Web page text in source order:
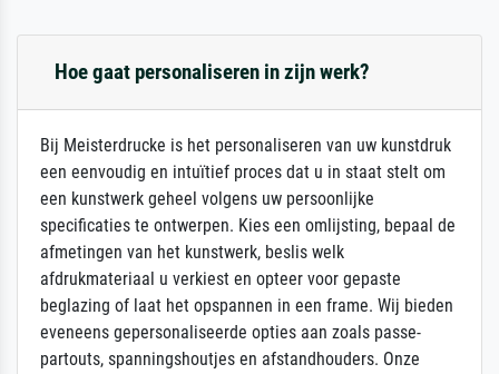
Hoe gaat personaliseren in zijn werk?
Bij Meisterdrucke is het personaliseren van uw kunstdruk
een eenvoudig en intuïtief proces dat u in staat stelt om
een kunstwerk geheel volgens uw persoonlijke
specificaties te ontwerpen. Kies een omlijsting, bepaal de
afmetingen van het kunstwerk, beslis welk
afdrukmateriaal u verkiest en opteer voor gepaste
beglazing of laat het opspannen in een frame. Wij bieden
eveneens gepersonaliseerde opties aan zoals passe-
partouts, spanningshoutjes en afstandhouders. Onze